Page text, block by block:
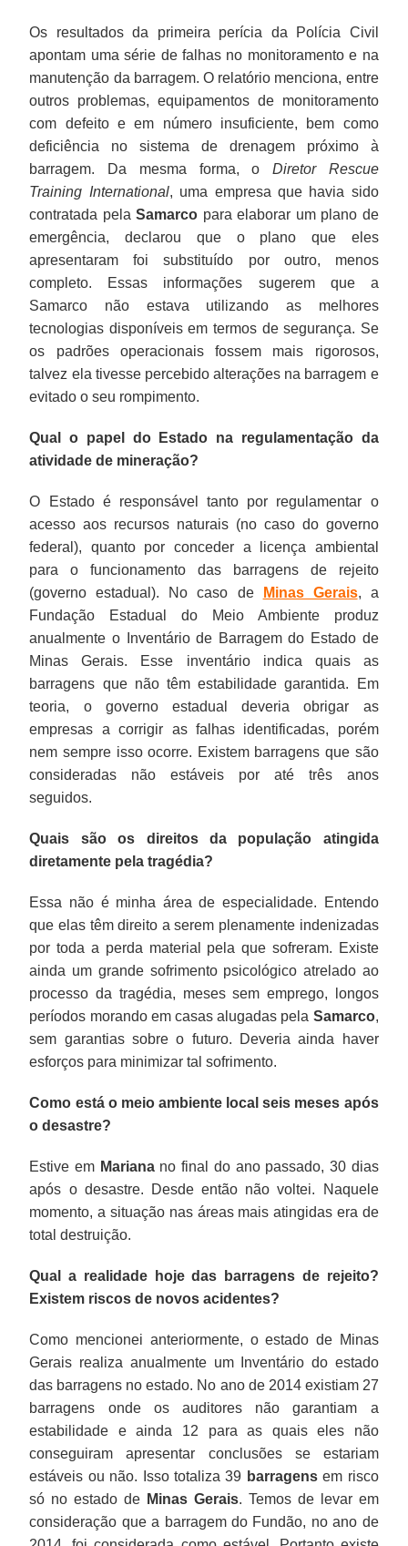
Os resultados da primeira perícia da Polícia Civil
apontam uma série de falhas no monitoramento e na
manutenção da barragem. O relatório menciona, entre
outros problemas, equipamentos de monitoramento
com defeito e em número insuficiente, bem como
deficiência no sistema de drenagem próximo à
barragem. Da mesma forma, o Diretor Rescue
Training International, uma empresa que havia sido
contratada pelaSamarco para elaborar um plano de
emergência, declarou que o plano que eles
apresentaram foi substituído por outro, menos
completo. Essas informações sugerem que a
Samarco não estava utilizando as melhores
tecnologias disponíveis em termos de segurança. Se
os padrões operacionais fossem mais rigorosos,
talvez ela tivesse percebido alterações na barragem e
evitado o seu rompimento.
Qual o papel do Estado na regulamentação da
atividade de mineração?
O Estado é responsável tanto por regulamentar o
acesso aos recursos naturais (no caso do governo
federal), quanto por conceder a licença ambiental
para o funcionamento das barragens de rejeito
(governo estadual). No caso de
Minas Gerais, a
Fundação Estadual do Meio Ambiente produz
anualmente o Inventário de Barragem do Estado de
Minas Gerais. Esse inventário indica quais as
barragens que não têm estabilidade garantida. Em
teoria, o governo estadual deveria obrigar as
empresas a corrigir as falhas identificadas, porém
nem sempre isso ocorre. Existem barragens que são
consideradas não estáveis por até três anos
seguidos.
Quais são os direitos da população atingida
diretamente pela tragédia?
Essa não é minha área de especialidade. Entendo
que elas têm direito a serem plenamente indenizadas
por toda a perda material pela que sofreram. Existe
ainda um grande sofrimento psicológico atrelado ao
processo da tragédia, meses sem emprego, longos
períodos morando em casas alugadas pela Samarco,
sem garantias sobre o futuro. Deveria ainda haver
esforços para minimizar tal sofrimento.
Como está o meio ambiente local seis meses após
o desastre?
Estive em Marianano final do ano passado, 30 dias
após o desastre. Desde então não voltei. Naquele
momento, a situação nas áreas mais atingidas era de
total destruição.
Qual a realidade hoje das barragens de rejeito?
Existem riscos de novos acidentes?
Como mencionei anteriormente, o estado de Minas
Gerais realiza anualmente um Inventário do estado
das barragens no estado. No ano de 2014 existiam 27
barragens onde os auditores não garantiam a
estabilidade e ainda 12 para as quais eles não
conseguiram apresentar conclusões se estariam
estáveis ou não. Isso totaliza 39 barragensem risco
só no estado de Minas Gerais. Temos de levar em
consideração que a barragem do Fundão, no ano de